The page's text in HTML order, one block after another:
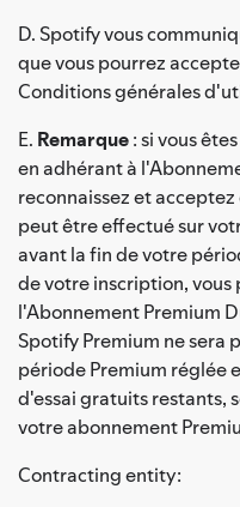
D. Spotify vous
que vous pourrez
Conditions générales
E. Remarque: si vous
en adhérant à
reconnaissez et
peut être effectué sur
avant la fin de votre
de votre inscription,
l'Abonnement Premium
Spotify Premium ne sera
période Premium réglée
d'essai gratuits restants,
votre abonnement
Contracting entity: